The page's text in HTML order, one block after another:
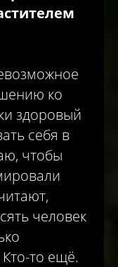
ко
здоровый
себя в
чтобы
человек
то ещё.